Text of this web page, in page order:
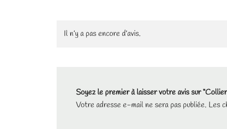
Il n’y a pas encore d’avis.
Soyez le premier à laisser votre avis sur
Votre adresse e-mail ne sera pas publiée. Les